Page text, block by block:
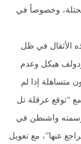
وخصوصاً في
الأثقال في ظل
رودولف هيكل وعدم
متساهلة إذا لم
“توقع عرقلة تل
رسمته واشنطن في
عنها”، مع تعويل